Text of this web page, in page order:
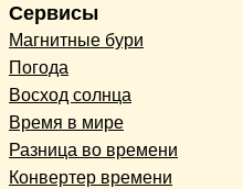
Сервисы
Магнитные бури
Погода
Восход солнца
Время в мире
Разница во времени
Конвертер времени